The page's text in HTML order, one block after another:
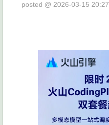
posted @ 2026-03-15 20:27